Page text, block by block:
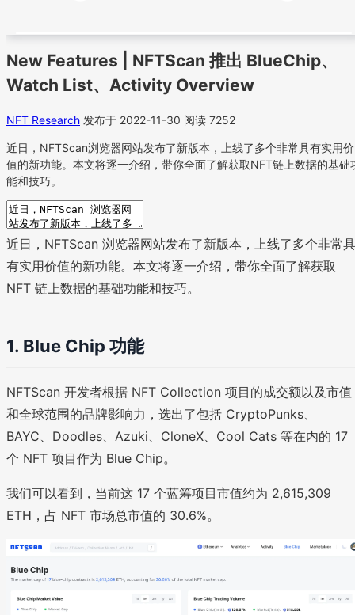
New Features | NFTScan 推出 BlueChip、
Watch List、Activity Overview
NFT Research 发布于 2022-11-30 阅读 7252
近日，NFTScan浏览器网站发布了新版本，上线了多个非常具有实用价
值的新功能。本文将逐一介绍，带你全面了解获取NFT链上数据的基础
能和技巧。
近日，NFTScan 浏览器网站发布了新版本，上线了多个非常具
有实用价值的新功能。本文将逐一介绍，带你全面了解获取
NFT 链上数据的基础功能和技巧。
1. Blue Chip 功能
NFTScan 开发者根据 NFT Collection 项目的成交额以及市值
和全球范围的品牌影响力，选出了包括 CryptoPunks、
BAYC、Doodles、Azuki、CloneX、Cool Cats 等在内的 17
个 NFT 项目作为 Blue Chip。
我们可以看到，当前这 17 个蓝筹项目市值约为 2,615,309
ETH，占 NFT 市场总市值的 30.6%。